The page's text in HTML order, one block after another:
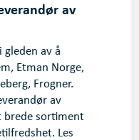
av
gleden av å
Etman Norge,
Frogner.
av
sortiment
Les